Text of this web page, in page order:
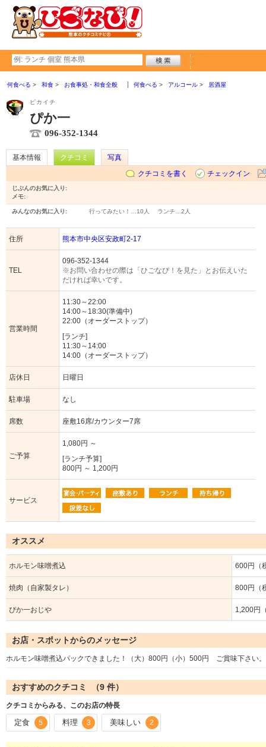
何食べる 和食 お食事処・和食全般 何食べる アルコール 居酒屋
ピカイチ
ぴか一
096-352-1344
基本情報 クチコミ
写真
クチコミを書く
チェックイン
じぶんのお気に入り:
メモ:
みんなのお気に入り: 行ってみたい！… 10人 ランチ… 2人
住所 熊本市中央区安政町2-17
TEL
096-352-1344
※お問い合わせの際は「ひごなび！を見た」とお伝えいた
だければ幸いです。
営業時間
11:30～22:00
14:00～18:30(準備中)
22:00（オーダーストップ）
[ランチ]
11:30～14:00
14:00（オーダーストップ）
店休日 日曜日
駐車場 なし
席数 座敷16席/カウンター7席
ご予算
1,080円 ～
[ランチ予算]
800円 ～ 1,200円
サービス
オススメ
ホルモン味噌煮込 600円（
焼肉（自家製タレ） 800円（
ぴか一おじや 1,200円
お店・スポットからのメッセージ
ホルモン味噌煮込パックできました！（大）800円（小）500円 ご賞味下さい
おすすめのクチコミ （9 件）
クチコミからみる、このお店の特長
定食 5 料理 3 美味しい 2